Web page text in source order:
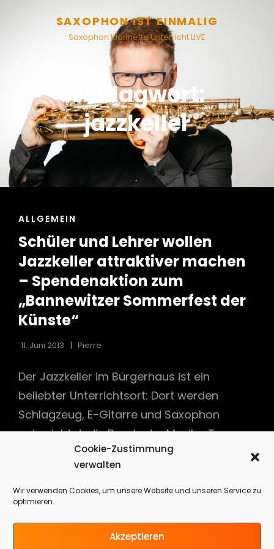
Cookie-Zustimmung
verwalten
Wir verwenden Cookies, um unsere Website und unseren Service zu
optimieren.
Akzeptieren
SAXOPHON IST EINMALIG
Saxophon Klarinette Unterricht LIVE
Schlagwort:
jazzkeller
CAT
ALLGEMEIN
Schüler und Lehrer wollen
Jazzkeller attraktiver machen
– Spendenaktion zum
„Bannewitzer Sommerfest der
Künste“
11. Juni 2013 Pierre
Der Jazzkeller im Bürgerhaus ist ein
beliebter Unterrichtsort: Dort werden
Schlagzeug, E-Gitarre und Saxophon
unterrichtet, die Bands der Musik-, Tanz-
CONTINUE READING
JAZZKELLER
ATTRAKTIVER